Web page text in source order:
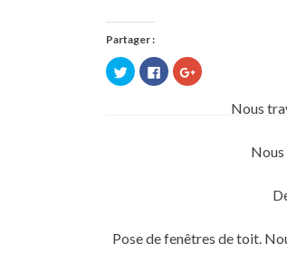
Partager :
Cliquez
pour
partager
Cliquez
pour
partager
Facebook(ouvre
Cliquez
pour
Google+Nous
Nous
Pose de fenêtres de toit.